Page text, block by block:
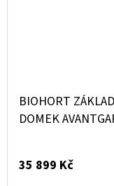
BIOHORT
DOMEK
35 899 Kč